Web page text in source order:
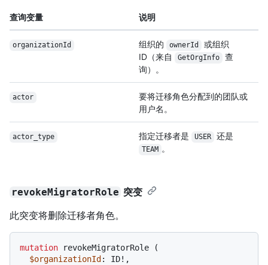
查询变量 说明
organizationId 组织的 ownerId
或组织
ID（来自
GetOrgInfo
查
询）。
actor
要将迁移角色分配到的团队或
用户名。
actor_type 指定迁移者是 USER 还是
TEAM 。
revokeMigratorRole 突变
此突变将删除迁移者角色。
mutation revokeMigratorRole
(
$organizationId : ID! ,